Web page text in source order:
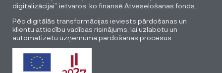
digitalizācijai” ietvaros, ko finansē Atveseļošanas fonds.
Pēc digitālās transformācijas ieviests pārdošanas un
klientu attiecību vadības risinājums, lai uzlabotu un
automatizētu uzņēmuma pārdošanas procesus.